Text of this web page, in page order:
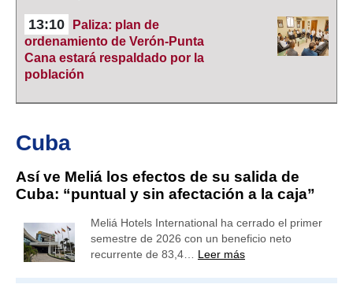
13:10
Paliza: plan de
ordenamiento de Verón-Punta
Cana estará respaldado por la
población
Cuba
Así ve Meliá los efectos de su salida de
Cuba: “puntual y sin afectación a la caja”
Meliá Hotels International ha cerrado el primer
semestre de 2026 con un beneficio neto
recurrente de 83,4… Leer más